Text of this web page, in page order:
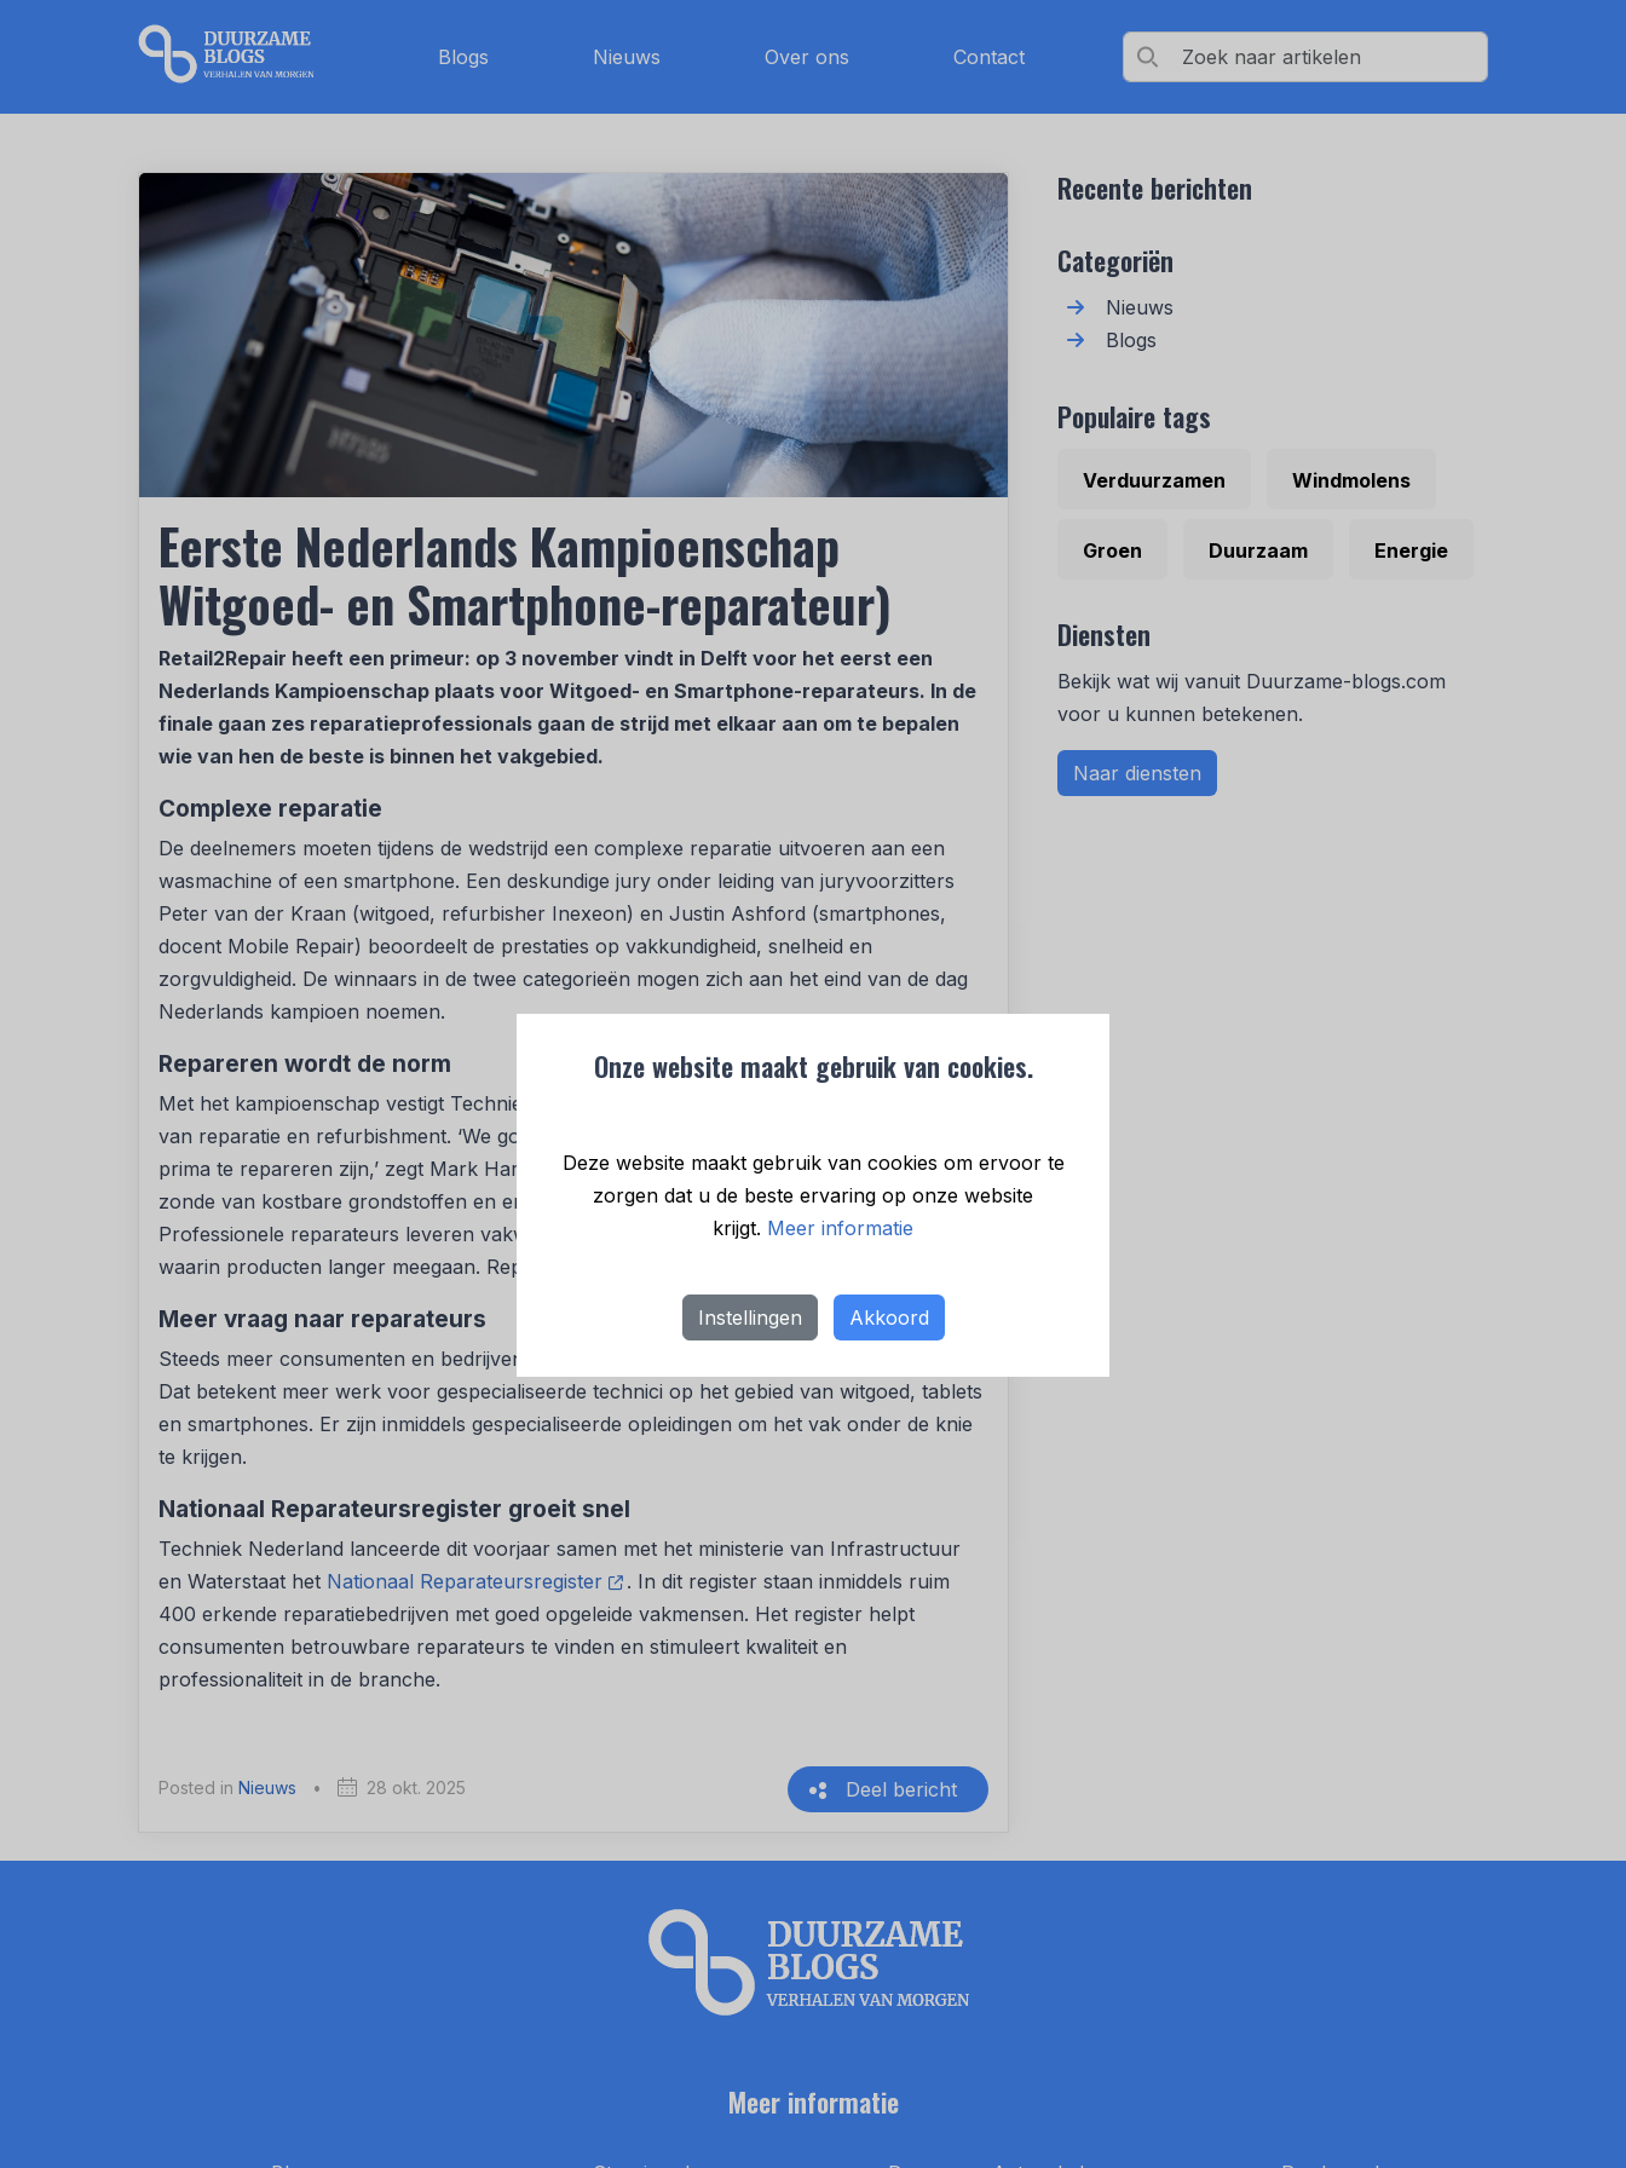
Onze website maakt gebruik van cookies.
Deze website maakt gebruik van cookies om ervoor te
zorgen dat u de beste ervaring op onze website
krijgt. Meer informatie
Instellingen Akkoord
Blogs Nieuws Over ons Contact
Eerste Nederlands Kampioenschap
Witgoed- en Smartphone-reparateur)
Retail2Repair heeft een primeur: op 3 november vindt in Delft voor het eerst een
Nederlands Kampioenschap plaats voor Witgoed- en Smartphone-reparateurs. In de
finale gaan zes reparatieprofessionals gaan de strijd met elkaar aan om te bepalen
wie van hen de beste is binnen het vakgebied.
Complexe reparatie
De deelnemers moeten tijdens de wedstrijd een complexe reparatie uitvoeren aan een
wasmachine of een smartphone. Een deskundige jury onder leiding van juryvoorzitters
Peter van der Kraan (witgoed, refurbisher Inexeon) en Justin Ashford (smartphones,
docent Mobile Repair) beoordeelt de prestaties op vakkundigheid, snelheid en
zorgvuldigheid. De winnaars in de twee categorieën mogen zich aan het eind van de dag
Nederlands kampioen noemen.
Repareren wordt de norm
Met het kampioenschap vestigt Techniek Nederland opnieuw de aandacht op het belang
van reparatie en refurbishment. ‘We gooien nog te vaak elektronische apparaten weg die
prima te repareren zijn,’ zegt Mark Harbers, voorzitter van Techniek Nederland. ‘Dat is
zonde van kostbare grondstoffen en energie en het levert onnodige uitstoot van CO₂ op.
Professionele reparateurs leveren vakwerk én ze dragen bij aan een circulaire economie
waarin producten langer meegaan. Repareren wordt de norm.’
Meer vraag naar reparateurs
Steeds meer consumenten en bedrijven kiezen voor repareren in plaats van vervangen.
Dat betekent meer werk voor gespecialiseerde technici op het gebied van witgoed, tablets
en smartphones. Er zijn inmiddels gespecialiseerde opleidingen om het vak onder de knie
te krijgen.
Nationaal Reparateursregister groeit snel
Techniek Nederland lanceerde dit voorjaar samen met het ministerie van Infrastructuur
en Waterstaat het Nationaal Reparateursregister
. In dit register staan inmiddels ruim
400 erkende reparatiebedrijven met goed opgeleide vakmensen. Het register helpt
consumenten betrouwbare reparateurs te vinden en stimuleert kwaliteit en
professionaliteit in de branche.
Posted in Nieuws • 28 okt. 2025 Deel bericht
Recente berichten
Categoriën
Nieuws
Blogs
Populaire tags
Verduurzamen Windmolens
Groen Duurzaam Energie
Diensten
Bekijk wat wij vanuit Duurzame-blogs.com
voor u kunnen betekenen.
Naar diensten
Meer informatie